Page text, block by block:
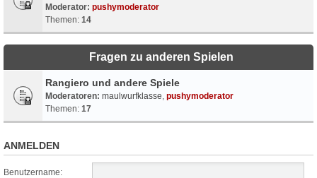
Moderator: pushymoderator
Themen: 14
Fragen zu anderen Spielen
Rangiero und andere Spiele
Moderatoren: maulwurfklasse, pushymoderator
Themen: 17
ANMELDEN
Benutzername: